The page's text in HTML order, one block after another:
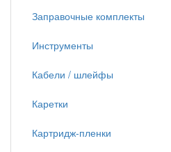
Заправочные комплекты
Инструменты
Кабели / шлейфы
Каретки
Картридж-пленки